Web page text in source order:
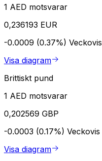
1 AED motsvarar
0,236193 EUR
-0.0009 (0.37%) Veckovis
Visa diagram
Brittiskt pund
1 AED motsvarar
0,202569 GBP
-0.0003 (0.17%) Veckovis
Visa diagram